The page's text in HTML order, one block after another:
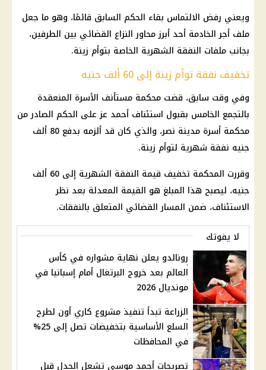
ويعني رفض الالتماس بقاء الحكم السابق قائمًا، وهو ما جعل
ملف أجر الخادمة أحد أبرز محاور النزاع القضائي بين الطرفين،
بجانب ملفات النفقة الشهرية الخاصة بتوأم زينة.
تخفيف نفقة توأم زينة إلى 60 ألف جنيه
وفي وقت سابق، قضت محكمة مستأنف الأسرة المنعقدة
بالتجمع الخامس بقبول استئناف أحمد عز على الحكم الصادر من
محكمة أسرة مدينة نصر، والذي كان قد ألزمه بدفع 80 ألف
جنيه نفقة شهرية لتوأم زينة.
وقررت المحكمة تخفيف قيمة النفقة الشهرية إلى 60 ألف
جنيه، ليصبح هذا المبلغ هو القيمة المعدلة بعد نظر
الاستئناف، ضمن المسار القضائي المتعلق بالنفقات.
لا يفوتك
رونالدو يعلن نهاية مشواره في كأس
العالم بعد خروج البرتغال أمام إسبانيا في
مونديال 2026
الزراعة تبدأ تنفيذ مشروع كاري أون لطرح
السلع الأساسية بتخفيضات تصل إلى 25%
في المحافظات
تصريحات أحمد موسى تشعل الجدل قبل